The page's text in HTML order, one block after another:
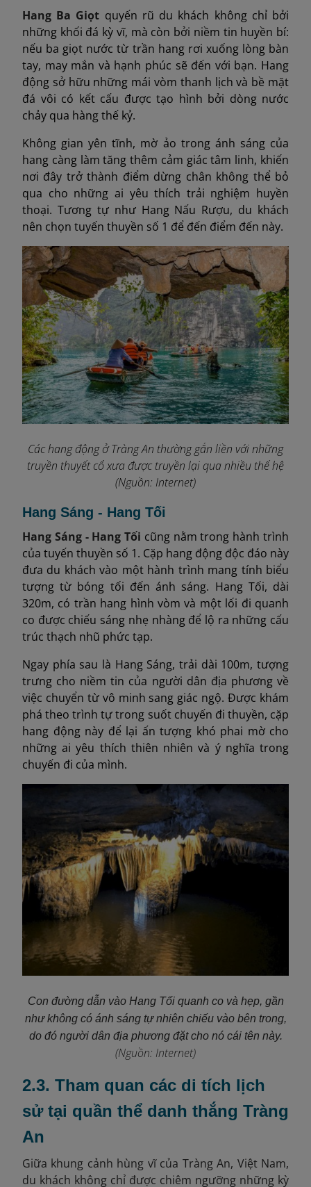
Hang Ba Giọt quyến rũ du khách không chỉ bởi
những khối đá kỳ vĩ, mà còn bởi niềm tin huyền bí:
nếu ba giọt nước từ trần hang rơi xuống lòng bàn
tay, may mắn và hạnh phúc sẽ đến với bạn. Hang
động sở hữu những mái vòm thanh lịch và bề mặt
đá vôi có kết cấu được tạo hình bởi dòng nước
chảy qua hàng thế kỷ.
Không gian yên tĩnh, mờ ảo trong ánh sáng của
hang càng làm tăng thêm cảm giác tâm linh, khiến
nơi đây trở thành điểm dừng chân không thể bỏ
qua cho những ai yêu thích trải nghiệm huyền
thoại. Tương tự như Hang Nấu Rượu, du khách
nên chọn tuyến thuyền số 1 để đến điểm đến này.
Các hang động ở Tràng An thường gắn liền với những
truyền thuyết cổ xưa được truyền lại qua nhiều thế hệ
(Nguồn: Internet)
Hang Sáng - Hang Tối
Hang Sáng - Hang Tối cũng nằm trong hành trình
của tuyến thuyền số 1. Cặp hang động độc đáo này
đưa du khách vào một hành trình mang tính biểu
tượng từ bóng tối đến ánh sáng. Hang Tối, dài
320m, có trần hang hình vòm và một lối đi quanh
co được chiếu sáng nhẹ nhàng để lộ ra những cấu
trúc thạch nhũ phức tạp.
Ngay phía sau là Hang Sáng, trải dài 100m, tượng
trưng cho niềm tin của người dân địa phương về
việc chuyển từ vô minh sang giác ngộ. Được khám
phá theo trình tự trong suốt chuyến đi thuyền, cặp
hang động này để lại ấn tượng khó phai mờ cho
những ai yêu thích thiên nhiên và ý nghĩa trong
chuyến đi của mình.
Con đường dẫn vào Hang Tối quanh co và hẹp, gần
như không có ánh sáng tự nhiên chiếu vào bên trong,
do đó người dân địa phương đặt cho nó cái tên này.
(Nguồn: Internet)
2.3. Tham quan các di tích lịch
sử tại quần thể danh thắng Tràng
An
Giữa khung cảnh hùng vĩ của Tràng An, Việt Nam,
du khách không chỉ được chiêm ngưỡng những kỳ